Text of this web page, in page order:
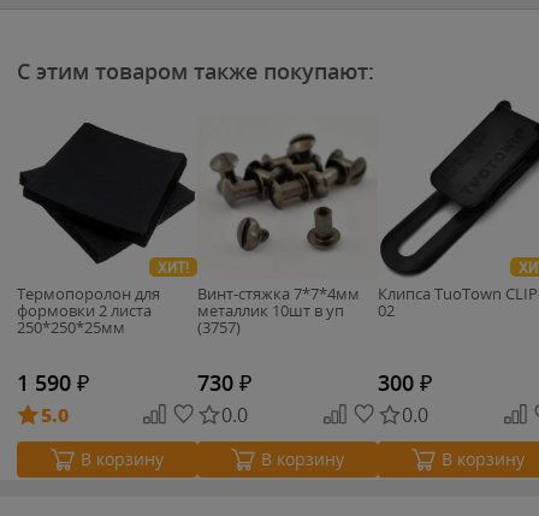
С этим товаром также покупают:
ХИТ!
Термопоролон для
формовки 2 листа
250*250*25мм
1 590 ₽
5.0
В корзину
Винт-стяжка 7*7*4мм
металлик 10шт в уп
(3757)
730 ₽
0.0
В корзину
Клипса TuoTown
02
300 ₽
0.0
В корзину